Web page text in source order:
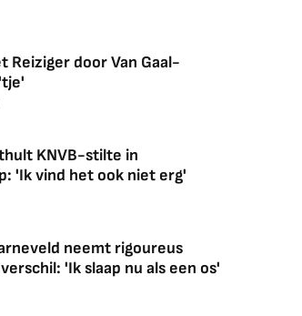
Reiziger door Van Gaal-
KNVB-stilte in
'Ik vind het ook niet erg'
neemt rigoureus
'Ik slaap nu als een os'